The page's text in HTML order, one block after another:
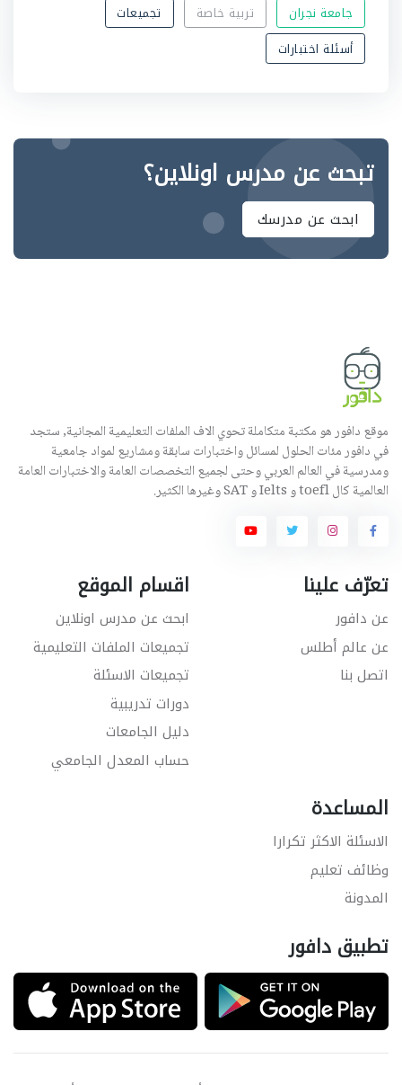
جامعة نجران تربية خاصة
تجميعات
أسئلة اختبارات
تبحث عن مدرس اونلاين؟
ابحث عن مدرسك
موقع دافور هو مكتبة متكاملة تحوي الاف الملفات التعليمية المجانية, ستجد
في دافور مئات الحلول لمسائل واختبارات سابقة ومشاريع لمواد جامعية
ومدرسية في العالم العربي وحتى لجميع التخصصات العامة والاختبارات العامة
العالمية كال toefl و Ielts و SAT وغيرها الكثير.
تعرّف علينا
عن دافور
عن عالم أطلس
اتصل بنا
اقسام الموقع
ابحث عن مدرس اونلاين
تجميعات الملفات التعليمية
تجميعات الاسئلة
دورات تدريبية
دليل الجامعات
حساب المعدل الجامعي
المساعدة
الاسئلة الاكثر تكرارا
وظائف تعليم
المدونة
تطبيق دافور